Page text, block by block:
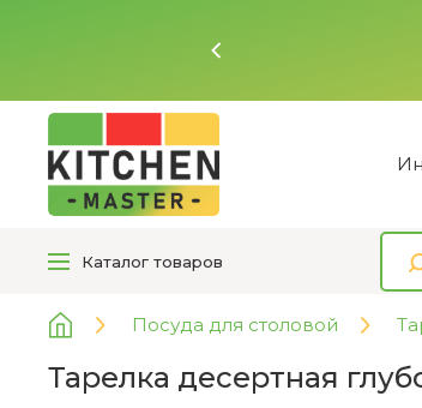
Каталог товаров
Посуда для столовой
Тарелка десертная